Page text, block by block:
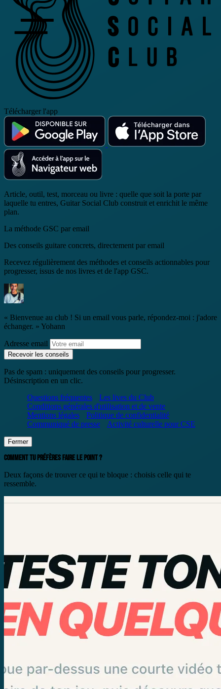
Télécharger l'app
Article, outil, test, morceau ou livre : quelle que soit la porte par
laquelle tu entres, Guitar Social Club construit et enrichit le même
plan.
La méthode GSC par email
Des conseils guitare concrets, directement par email
Recevez régulièrement des méthodes et conseils actionnables pour
progresser, issus de nos livres et de l'app GSC.
« Bienvenue au club ! Si un email vous parle, répondez-moi : j'adore
échanger. » Yohann
Adresse email
Recevoir les conseils
Pas de spam : uniquement des conseils pour progresser.
Désinscription en un clic.
Questions fréquentes
Les lives du Club
Conditions générales d'utilisation et de vente
Mentions légales
Politique de confidentialité
Communiqué de presse
Activité culturelle pour CSE
Fermer
COMMENT TU PRÉFÈRES FAIRE LE POINT ?
Deux façons de trouver ce qui te bloque : choisis celle qui te
ressemble.